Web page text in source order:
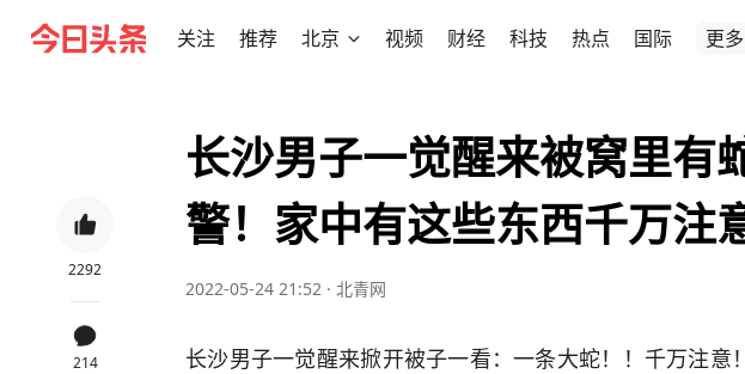
关注 推荐 北京 视频 财经 科技 热点 国际 更多
2292
214
长沙男子一觉醒来被窝里有
警！家中有这些东西千万注
2022-05-24 21:52 · 北青网
长沙男子一觉醒来掀开被子一看：一条大蛇！！千万注意